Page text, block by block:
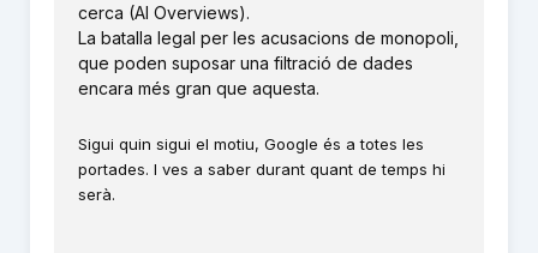
cerca (AI Overviews).
La batalla legal per les acusacions de monopoli,
que poden suposar una filtració de dades
encara més gran que aquesta.
Sigui quin sigui el motiu, Google és a totes les
portades. I ves a saber durant quant de temps hi
serà.